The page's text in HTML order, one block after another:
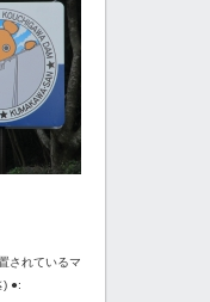
されているマ
●: